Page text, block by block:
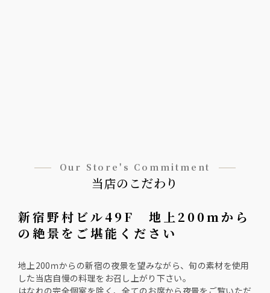
Our Store's Commitment
当店のこだわり
新宿野村ビル49F 地上200ｍから
の絶景をご堪能ください
地上200ｍからの新宿の夜景を望みながら、旬の素材を使用
した当店自慢の料理をお召し上がり下さい。
はなれの完全個室を除く、全てのお席から夜景をご覧いただ